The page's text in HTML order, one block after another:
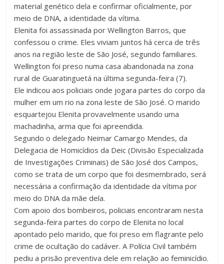
material genético dela e confirmar oficialmente, por
meio de DNA, a identidade da vítima.
Elenita foi assassinada por Wellington Barros, que
confessou o crime. Eles viviam juntos há cerca de três
anos na região leste de São José, segundo familiares.
Wellington foi preso numa casa abandonada na zona
rural de Guaratinguetá na última segunda-feira (7).
Ele indicou aos policiais onde jogara partes do corpo da
mulher em um rio na zona leste de São José. O marido
esquartejou Elenita provavelmente usando uma
machadinha, arma que foi apreendida.
Segundo o delegado Neimar Camargo Mendes, da
Delegacia de Homicídios da Deic (Divisão Especializada
de Investigações Criminais) de São José dos Campos,
como se trata de um corpo que foi desmembrado, será
necessária a confirmação da identidade da vítima por
meio do DNA da mãe dela.
Com apoio dos bombeiros, policiais encontraram nesta
segunda-feira partes do corpo de Elenita no local
apontado pelo marido, que foi preso em flagrante pelo
crime de ocultação do cadáver. A Polícia Civil também
pediu a prisão preventiva dele em relação ao feminicídio.